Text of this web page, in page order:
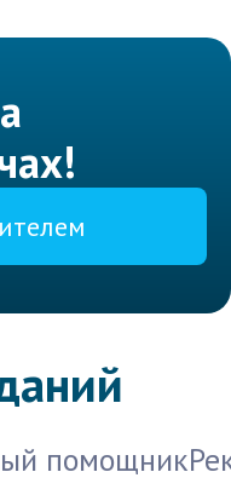
помощник